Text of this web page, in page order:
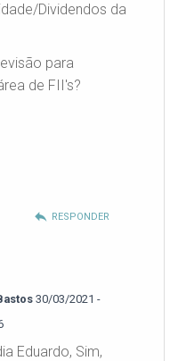
Dividendos da
para
de FII's?
reply RESPONDER
30/03/2021 -
Eduardo, Sim,